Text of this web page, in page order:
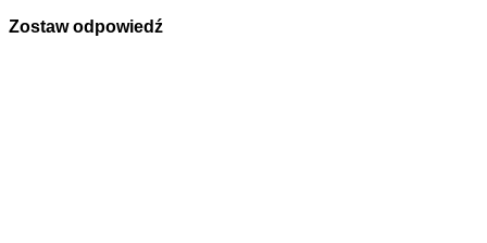
Zostaw odpowiedź